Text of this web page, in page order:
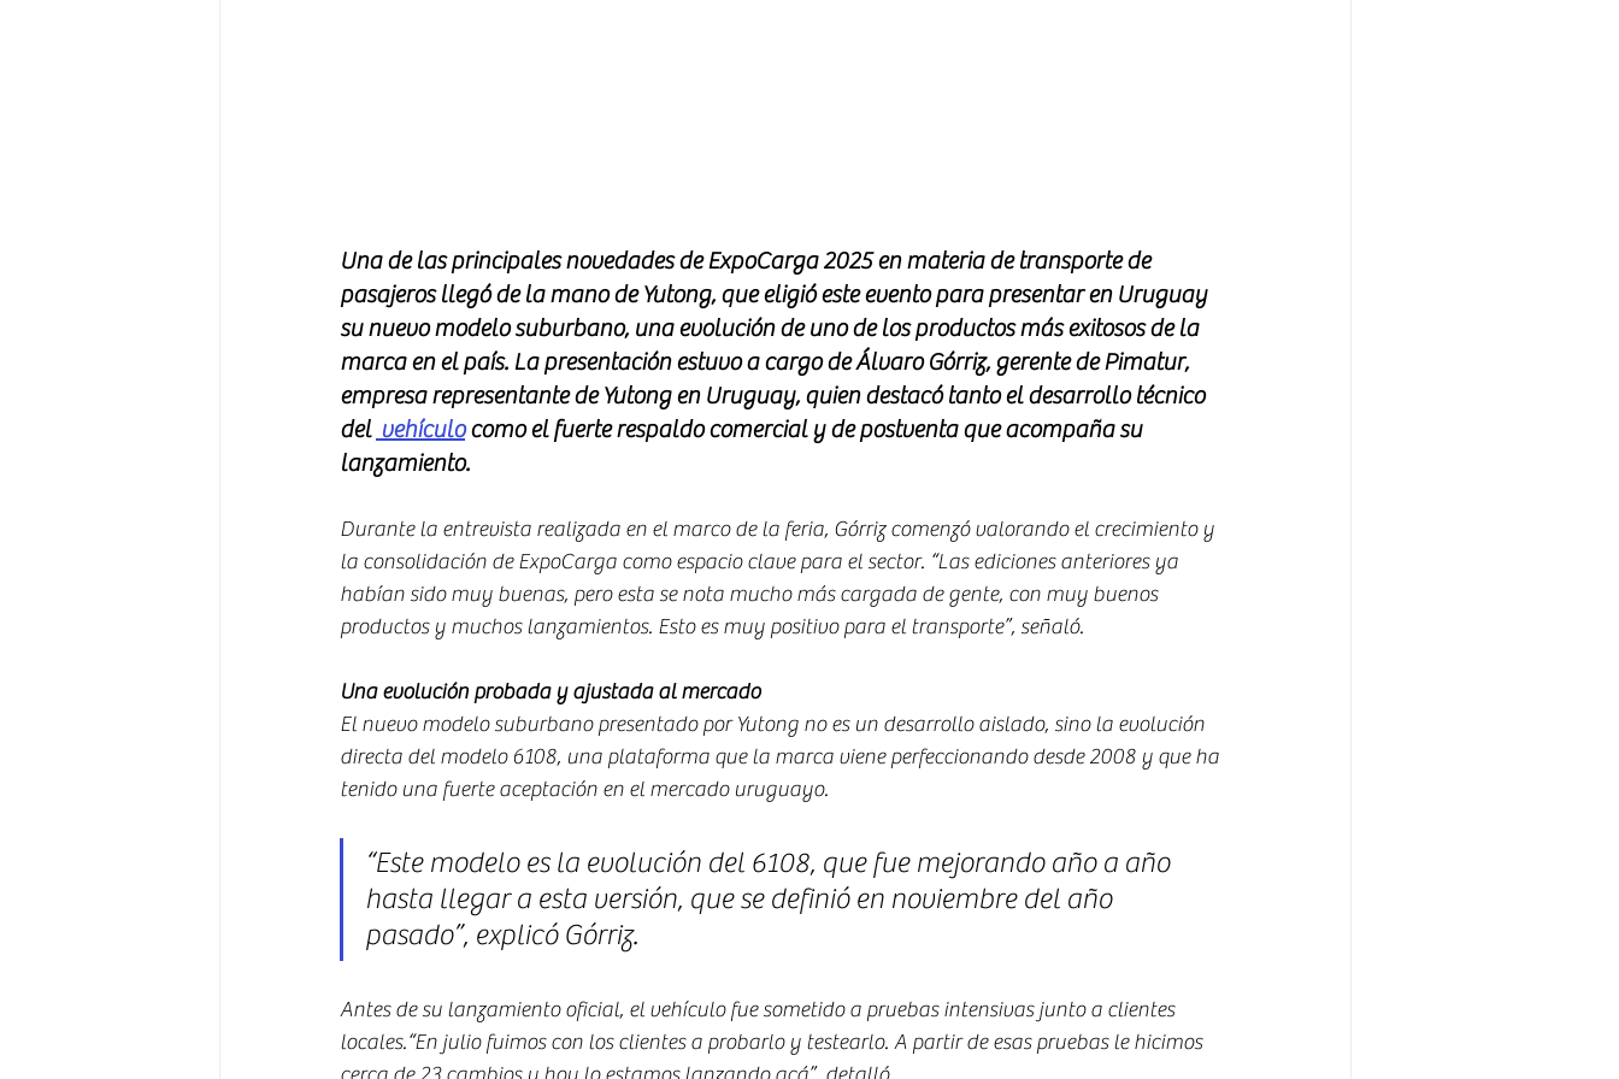
Una de las principales novedades de ExpoCarga 2025 en materia de transporte de
pasajeros llegó de la mano de Yutong, que eligió este evento para presentar en Uruguay
su nuevo modelo suburbano, una evolución de uno de los productos más exitosos de la
marca en el país. La presentación estuvo a cargo de Álvaro Górriz, gerente de Pimatur,
empresa representante de Yutong en Uruguay, quien destacó tanto el desarrollo técnico
del vehículo como el fuerte respaldo comercial y de postventa que acompaña su
lanzamiento.
Durante la entrevista realizada en el marco de la feria, Górriz comenzó valorando el crecimiento y
la consolidación de ExpoCarga como espacio clave para el sector. “Las ediciones anteriores ya
habían sido muy buenas, pero esta se nota mucho más cargada de gente, con muy buenos
productos y muchos lanzamientos. Esto es muy positivo para el transporte”, señaló.
Una evolución probada y ajustada al mercado
El nuevo modelo suburbano presentado por Yutong no es un desarrollo aislado, sino la evolución
directa del modelo 6108, una plataforma que la marca viene perfeccionando desde 2008 y que ha
tenido una fuerte aceptación en el mercado uruguayo.
“Este modelo es la evolución del 6108, que fue mejorando año a año
hasta llegar a esta versión, que se definió en noviembre del año
pasado”, explicó Górriz.
Antes de su lanzamiento oficial, el vehículo fue sometido a pruebas intensivas junto a clientes
locales.“En julio fuimos con los clientes a probarlo y testearlo. A partir de esas pruebas le hicimos